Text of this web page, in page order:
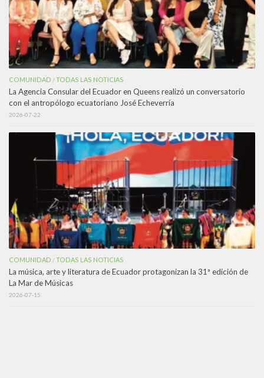
COMUNIDAD /TODAS LAS NOTICIAS
La Agencia Consular del Ecuador en Queens realizó un conversatorio
con el antropólogo ecuatoriano José Echeverría
2026-07-22
COMUNIDAD /TODAS LAS NOTICIAS
La música, arte y literatura de Ecuador protagonizan la 31ª edición de
La Mar de Músicas
2026-07-15